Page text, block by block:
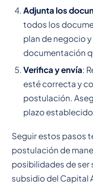
Adjunta los
todos los
plan de negocio
documentación
Verifica y envía:
esté correcta y
postulación.
plazo
Seguir estos pasos
postulación de
posibilidades de ser
subsidio del Capital